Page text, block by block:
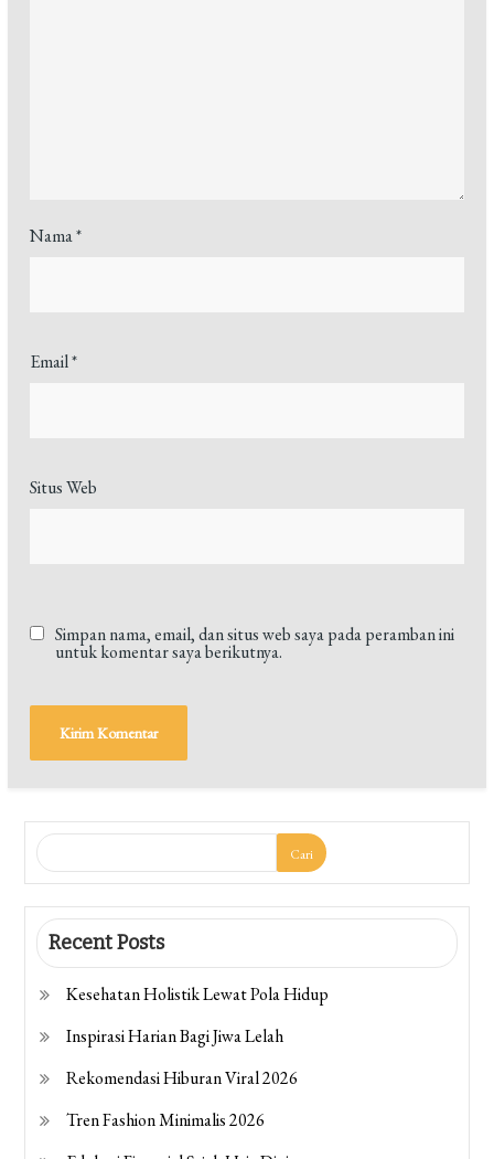
Nama*
Email*
Situs Web
Simpan nama, email, dan situs web saya pada peramban ini
untuk komentar saya berikutnya.
Cari
Recent Posts
Kesehatan Holistik Lewat Pola Hidup
Inspirasi Harian Bagi Jiwa Lelah
Rekomendasi Hiburan Viral 2026
Tren Fashion Minimalis 2026